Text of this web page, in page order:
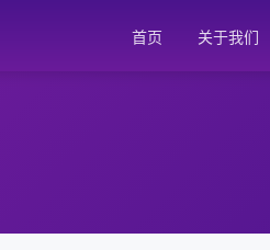
首页 关于我们